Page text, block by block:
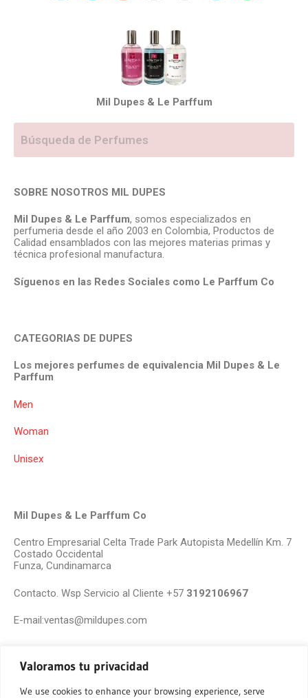
Valoramos tu privacidad
We use cookies to enhance your browsing experience, serve
Mil Dupes & Le Parffum
SOBRE NOSOTROS MIL DUPES
Mil Dupes & Le Parffum, somos especializados en
perfumeria desde el año 2003 en Colombia, Productos de
Calidad ensamblados con las mejores materias primas y
técnica profesional manufactura.
Síguenos en las Redes Sociales como Le Parffum Co
CATEGORIAS DE DUPES
Los mejores perfumes de equivalencia Mil Dupes & Le
Parffum
Men
Woman
Unisex
Mil Dupes & Le Parffum Co
Centro Empresarial Celta Trade Park Autopista Medellín Km. 7
Costado Occidental
Funza, Cundinamarca
Contacto. Wsp Servicio al Cliente +57 3192106967
E-mail:ventas@mildupes.com